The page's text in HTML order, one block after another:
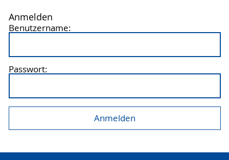
Anmelden
Benutzername:
Passwort: